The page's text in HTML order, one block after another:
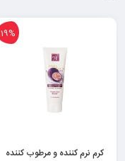
19%
کرم نرم کننده و مرطوب کننده